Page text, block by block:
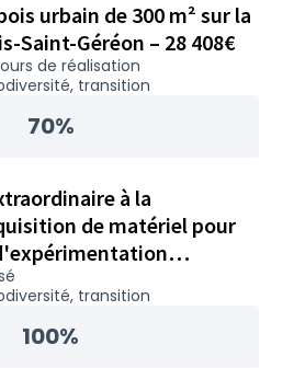
urbain de 300 m² sur la
Saint-Géréon – 28 408€
de réalisation
transition
70%
à la
de matériel pour
biodiversité – 24
transition
100%